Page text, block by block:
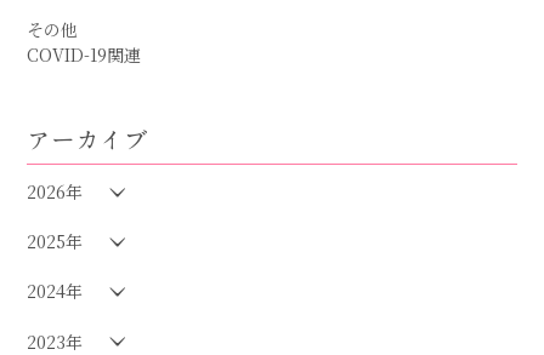
その他
COVID-19関連
アーカイブ
2026年
2025年
2024年
2023年